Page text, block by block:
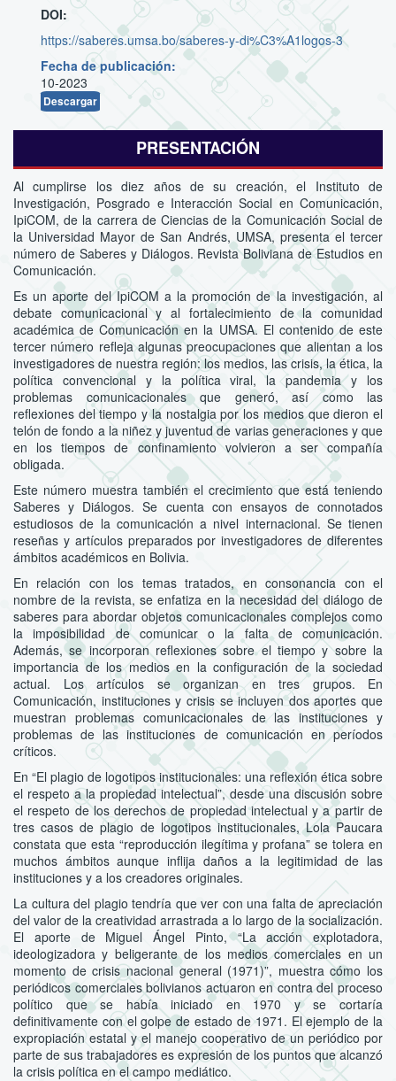
DOI:
https://saberes.umsa.bo/saberes-y-di%C3%A1logos-3
Fecha de publicación:
10-2023
Descargar
PRESENTACIÓN
Al cumplirse los diez años de su creación, el Instituto de
Investigación, Posgrado e Interacción Social en Comunicación,
IpiCOM, de la carrera de Ciencias de la Comunicación Social de
la Universidad Mayor de San Andrés, UMSA, presenta el tercer
número de Saberes y Diálogos. Revista Boliviana de Estudios en
Comunicación.
Es un aporte del IpiCOM a la promoción de la investigación, al
debate comunicacional y al fortalecimiento de la comunidad
académica de Comunicación en la UMSA. El contenido de este
tercer número refleja algunas preocupaciones que alientan a los
investigadores de nuestra región: los medios, las crisis, la ética, la
política convencional y la política viral, la pandemia y los
problemas comunicacionales que generó, así como las
reflexiones del tiempo y la nostalgia por los medios que dieron el
telón de fondo a la niñez y juventud de varias generaciones y que
en los tiempos de confinamiento volvieron a ser compañía
obligada.
Este número muestra también el crecimiento que está teniendo
Saberes y Diálogos. Se cuenta con ensayos de connotados
estudiosos de la comunicación a nivel internacional. Se tienen
reseñas y artículos preparados por investigadores de diferentes
ámbitos académicos en Bolivia.
En relación con los temas tratados, en consonancia con el
nombre de la revista, se enfatiza en la necesidad del diálogo de
saberes para abordar objetos comunicacionales complejos como
la imposibilidad de comunicar o la falta de comunicación.
Además, se incorporan reflexiones sobre el tiempo y sobre la
importancia de los medios en la configuración de la sociedad
actual. Los artículos se organizan en tres grupos. En
Comunicación, instituciones y crisis se incluyen dos aportes que
muestran problemas comunicacionales de las instituciones y
problemas de las instituciones de comunicación en períodos
críticos.
En “El plagio de logotipos institucionales: una reflexión ética sobre
el respeto a la propiedad intelectual”, desde una discusión sobre
el respeto de los derechos de propiedad intelectual y a partir de
tres casos de plagio de logotipos institucionales, Lola Paucara
constata que esta “reproducción ilegítima y profana” se tolera en
muchos ámbitos aunque inflija daños a la legitimidad de las
instituciones y a los creadores originales.
La cultura del plagio tendría que ver con una falta de apreciación
del valor de la creatividad arrastrada a lo largo de la socialización.
El aporte de Miguel Ángel Pinto, “La acción explotadora,
ideologizadora y beligerante de los medios comerciales en un
momento de crisis nacional general (1971)”, muestra cómo los
periódicos comerciales bolivianos actuaron en contra del proceso
político que se había iniciado en 1970 y se cortaría
definitivamente con el golpe de estado de 1971. El ejemplo de la
expropiación estatal y el manejo cooperativo de un periódico por
parte de sus trabajadores es expresión de los puntos que alcanzó
la crisis política en el campo mediático.